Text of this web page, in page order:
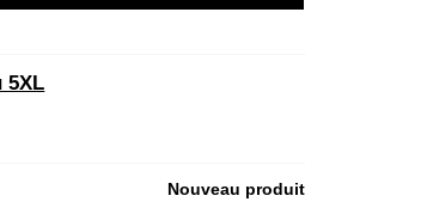
5XL
Nouveau produit